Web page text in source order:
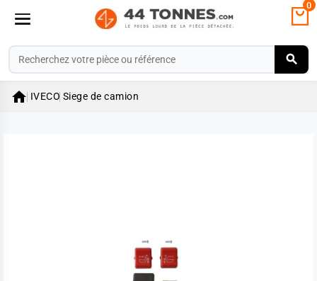
0
 IVECO Siege de camion